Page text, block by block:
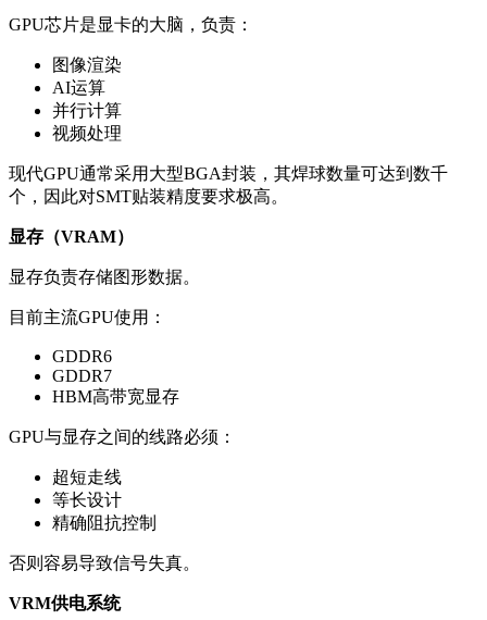
GPU芯片是显卡的大脑，负责：
图像渲染
AI运算
并行计算
视频处理
现代GPU通常采用大型BGA封装，其焊球数量可达到数千
个，因此对SMT贴装精度要求极高。
显存（VRAM）
显存负责存储图形数据。
目前主流GPU使用：
GDDR6
GDDR7
HBM高带宽显存
GPU与显存之间的线路必须：
超短走线
等长设计
精确阻抗控制
否则容易导致信号失真。
VRM供电系统